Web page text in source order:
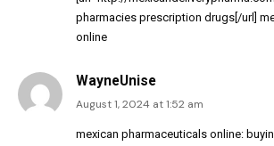
pharmacies prescription drugs[/url]
online
WayneUnise
August 1, 2024 at 1:52 am
mexican pharmaceuticals online: